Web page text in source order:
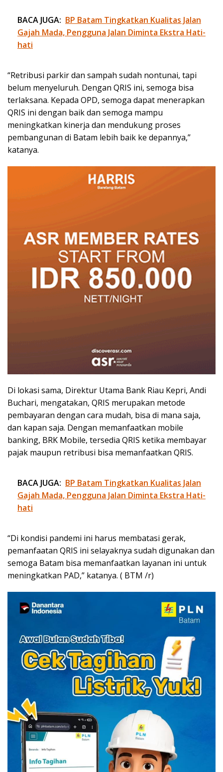
BACA JUGA: BP Batam Tingkatkan Kualitas Jalan
Gajah Mada, Pengguna Jalan Diminta Ekstra Hati-
hati
“Retribusi parkir dan sampah sudah nontunai, tapi
belum menyeluruh. Dengan QRIS ini, semoga bisa
terlaksana. Kepada OPD, semoga dapat menerapkan
QRIS ini dengan baik dan semoga mampu
meningkatkan kinerja dan mendukung proses
pembangunan di Batam lebih baik ke depannya,”
katanya.
Di lokasi sama, Direktur Utama Bank Riau Kepri, Andi
Buchari, mengatakan, QRIS merupakan metode
pembayaran dengan cara mudah, bisa di mana saja,
dan kapan saja. Dengan memanfaatkan mobile
banking, BRK Mobile, tersedia QRIS ketika membayar
pajak maupun retribusi bisa memanfaatkan QRIS.
BACA JUGA: BP Batam Tingkatkan Kualitas Jalan
Gajah Mada, Pengguna Jalan Diminta Ekstra Hati-
hati
“Di kondisi pandemi ini harus membatasi gerak,
pemanfaatan QRIS ini selayaknya sudah digunakan dan
semoga Batam bisa memanfaatkan layanan ini untuk
meningkatkan PAD,” katanya. ( BTM /r)